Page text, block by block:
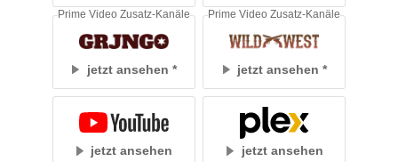
jetzt ansehen
Prime Video Zusatz-Kanäle
jetzt ansehen
Prime Video Zusatz-Kanäle
jetzt ansehen jetzt ansehen